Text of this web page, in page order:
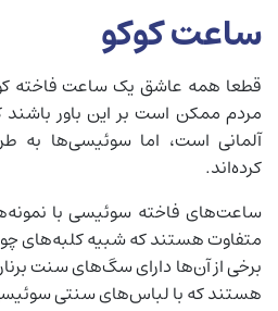
ساعت کوکو
قطعا همه عاشق یک ساعت فاخته
مردم ممکن است بر این باور
آلمانی است، اما سوئیسی‌ها به
کرده‌اند.
ساعت‌های فاخته سوئیسی با
متفاوت هستند که شبیه کلبه‌های
برخی از آن‌ها دارای سگ‌های سنت
هستند که با لباس‌های سنتی